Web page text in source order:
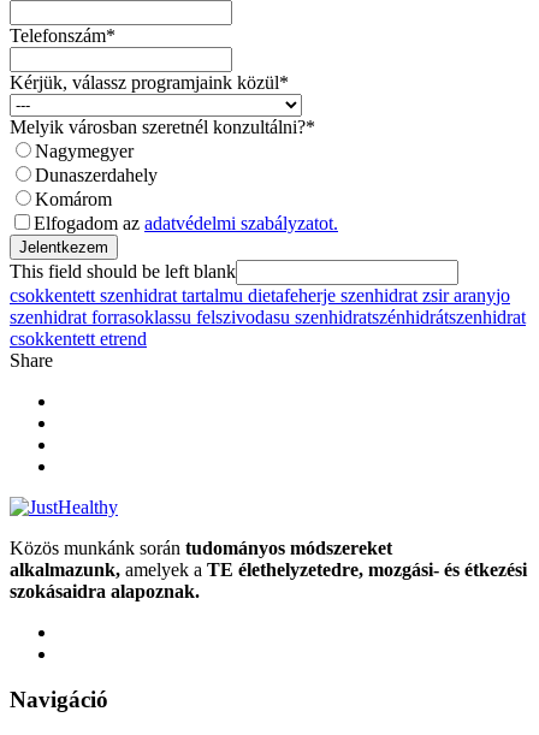
Telefonszám*
Kérjük, válassz programjaink közül*
Melyik városban szeretnél konzultálni?*
Nagymegyer
Dunaszerdahely
Komárom
Elfogadom az adatvédelmi szabályzatot.
Jelentkezem
This field should be left blank
csokkentett szenhidrat tartalmu dietafeherje szenhidrat zsir aranyjo
szenhidrat forrasoklassu felszivodasu szenhidratszénhidrátszenhidrat
csokkentett etrend
Share
Közös munkánk során tudományos módszereket
alkalmazunk, amelyek a TE élethelyzetedre, mozgási- és étkezési
szokásaidra alapoznak.
Navigáció